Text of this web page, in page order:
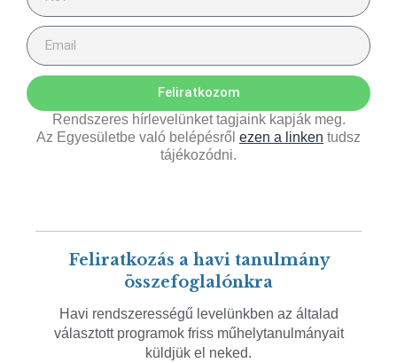
Feliratkozom
Rendszeres hírlevelünket tagjaink kapják meg.
Az Egyesületbe való belépésről ezen a linken tudsz
tájékozódni.
Feliratkozás a havi tanulmány
összefoglalónkra
Havi rendszerességű levelünkben az általad
választott programok friss műhelytanulmányait
küldjük el neked.